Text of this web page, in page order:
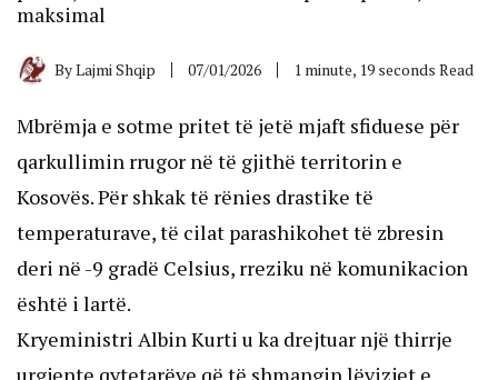
maksimal
ByLajmi Shqip 07/01/2026 1 minute, 19 seconds Read
Mbrëmja e sotme pritet të jetë mjaft sfiduese për
qarkullimin rrugor në të gjithë territorin e
Kosovës. Për shkak të rënies drastike të
temperaturave, të cilat parashikohet të zbresin
deri në -9 gradë Celsius, rreziku në komunikacion
është i lartë.
Kryeministri Albin Kurti u ka drejtuar një thirrje
urgjente qytetarëve që të shmangin lëvizjet e